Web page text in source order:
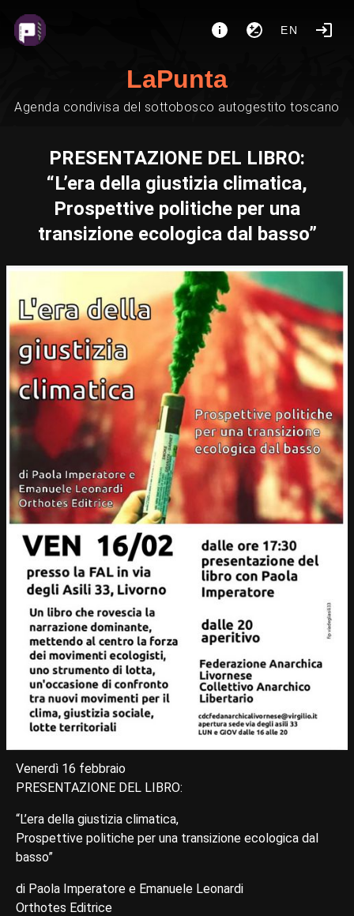
EN
LaPunta
Agenda condivisa del sottobosco autogestito toscano
PRESENTAZIONE DEL LIBRO:
“L’era della giustizia climatica,
Prospettive politiche per una
transizione ecologica dal basso”
Venerdì 16 febbraio
PRESENTAZIONE DEL LIBRO:
“L’era della giustizia climatica,
Prospettive politiche per una transizione ecologica dal
basso”
di Paola Imperatore e Emanuele Leonardi
Orthotes Editrice